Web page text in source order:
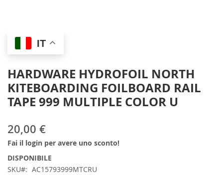
IT
HARDWARE HYDROFOIL NORTH
KITEBOARDING FOILBOARD RAIL
TAPE 999 MULTIPLE COLOR U
20,00 €
Fai il login per avere uno sconto!
DISPONIBILE
SKU
AC15793999MTCRU
Skip
the
of
the
images
gallery